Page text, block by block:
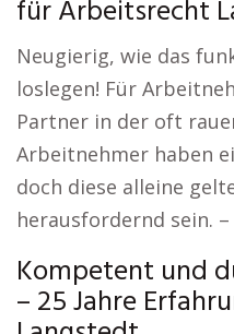
für Arbeitsrecht
Neugierig, wie das
loslegen! Für
Partner in der oft
Arbeitnehmer haben
doch diese alleine
herausfordernd sein. –
Kompetent und
– 25 Jahre